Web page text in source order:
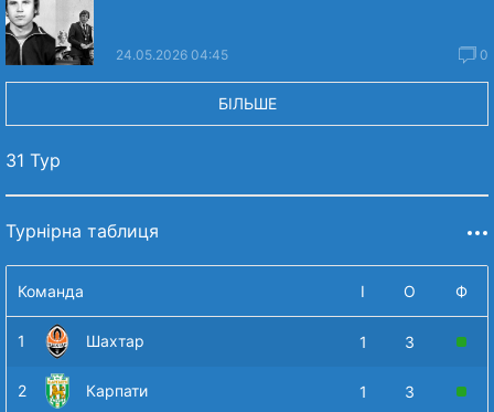
24.05.2026 04:45 0
БІЛЬШЕ
31 Тур
Турнірна таблиця
Команда І О Ф
1 Шахтар 1 3
2 Карпати 1 3